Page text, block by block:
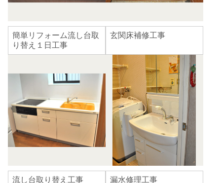
簡単リフォーム流し台取
り替え１日工事
玄関床補修工事
流し台取り替え工事 漏水修理工事